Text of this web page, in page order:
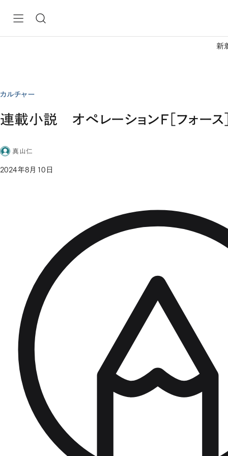
新
カルチャー
連載小説 オペレーションF［フォー
真山仁
2024年8月10日